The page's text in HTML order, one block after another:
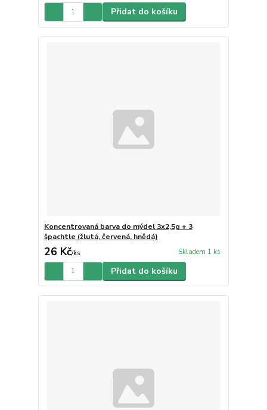
Přidat do košíku
Koncentrovaná barva do mýdel 3x2,5g + 3
špachtle (žlutá, červená, hnědá)
26 Kč/ks Skladem 1 ks
Přidat do košíku